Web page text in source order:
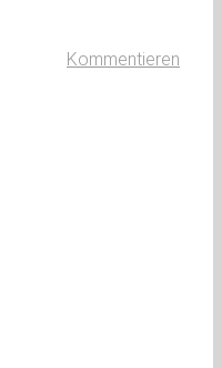
Kommentieren